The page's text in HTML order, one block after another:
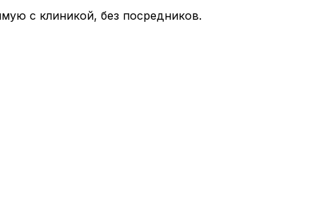
с клиникой, без посредников.